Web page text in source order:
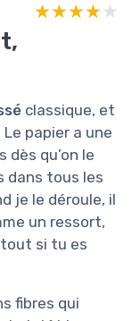
★★★★★
★★★★★
classique, et
papier a une
dès qu’on le
dans tous les
je le déroule, il
un ressort,
si tu es
fibres qui